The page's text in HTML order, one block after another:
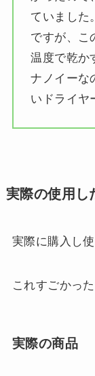
ていました。
ですが、こ
温度で乾か
ナノイーな
いドライヤ
実際の使用し
実際に購入し
これすごかっ
実際の商品